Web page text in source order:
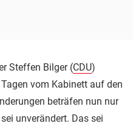
Steffen Bilger (CDU)
vom Kabinett auf den
beträfen nun nur
unverändert. Das sei